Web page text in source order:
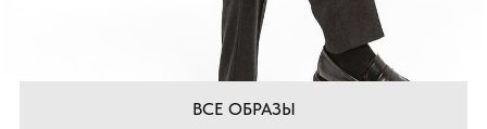
ВСЕ ОБРАЗЫ